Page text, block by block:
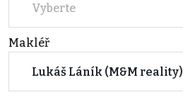
Vyberte
Makléř
Lukáš Láník (M&M reality)